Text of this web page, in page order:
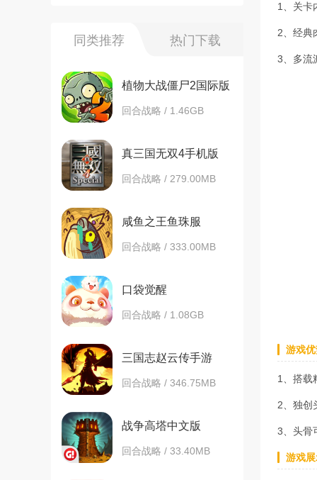
同类推荐 热门下载
植物大战僵尸2国际版
回合战略 / 1.46GB
真三国无双4手机版
回合战略 / 279.00MB
咸鱼之王鱼珠服
回合战略 / 333.00MB
口袋觉醒
回合战略 / 1.08GB
三国志赵云传手游
回合战略 / 346.75MB
战争高塔中文版
回合战略 / 33.40MB
1、关卡
2、经典
3、多流
游戏
1、搭载
2、独创
3、头骨
游戏